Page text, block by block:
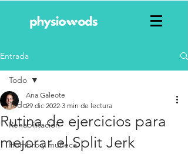
Entrada
Todo
Rehabilitación
Hombro y muñeca
Todo
Rutina de ejercicios para
mejorar el Split Jerk
Ana Galeote
29 dic 2022 3 min de lectura